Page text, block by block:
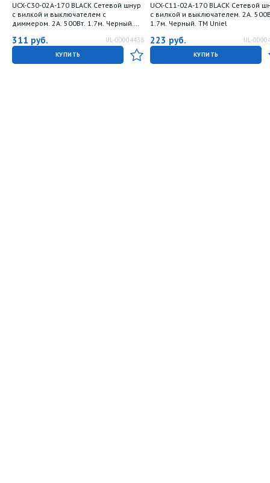
UCX-C30-02A-170 BLACK Сетевой шнур
с вилкой и выключателем с
диммером. 2А. 500Вт. 1.7м. Черный.
311 руб. UL-00004438
КУПИТЬ
UCX-C11-02A-170 BLACK Сетевой
с вилкой и выключателем. 2А.
1.7м. Черный. ТМ Uniel
223 руб. UL-
КУПИТЬ